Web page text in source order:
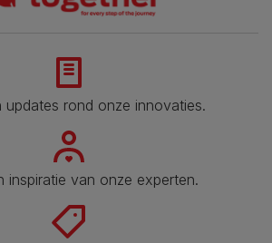
updates rond onze innovaties.
inspiratie van onze experten.